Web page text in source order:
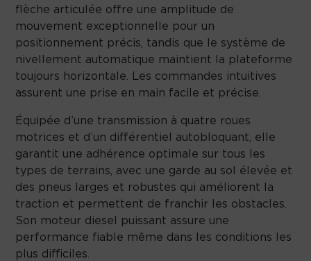
flèche articulée offre une amplitude de
mouvement exceptionnelle pour un
positionnement précis, tandis que le système de
nivellement automatique maintient la plateforme
toujours horizontale. Les commandes intuitives
assurent une prise en main facile et précise.
Équipée d’une transmission à quatre roues
motrices et d’un différentiel autobloquant, elle
garantit une adhérence optimale sur tous les
types de terrains, avec une garde au sol élevée et
des pneus larges et robustes qui améliorent la
traction et permettent de franchir les obstacles.
Son moteur diesel puissant assure une
performance fiable même dans les conditions les
plus difficiles.